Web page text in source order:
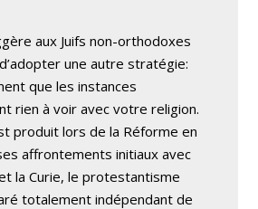
aux Juifs non-orthodoxes
une autre stratégie:
que les instances
rien à voir avec votre religion.
produit lors de la Réforme en
affrontements initiaux avec
la Curie, le protestantisme
totalement indépendant de